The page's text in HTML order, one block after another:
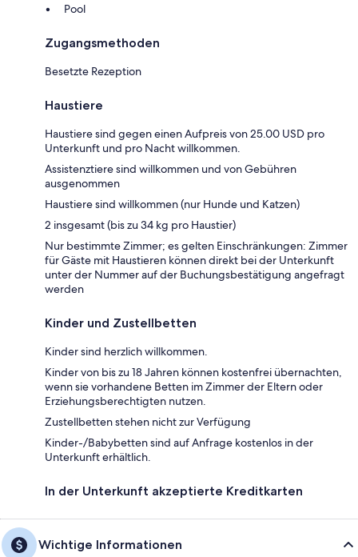
Pool
Zugangsmethoden
Besetzte Rezeption
Haustiere
Haustiere sind gegen einen Aufpreis von 25.00 USD pro
Unterkunft und pro Nacht willkommen.
Assistenztiere sind willkommen und von Gebühren
ausgenommen
Haustiere sind willkommen (nur Hunde und Katzen)
2 insgesamt (bis zu 34 kg pro Haustier)
Nur bestimmte Zimmer; es gelten Einschränkungen: Zimmer
für Gäste mit Haustieren können direkt bei der Unterkunft
unter der Nummer auf der Buchungsbestätigung angefragt
werden
Kinder und Zustellbetten
Kinder sind herzlich willkommen.
Kinder von bis zu 18 Jahren können kostenfrei übernachten,
wenn sie vorhandene Betten im Zimmer der Eltern oder
Erziehungsberechtigten nutzen.
Zustellbetten stehen nicht zur Verfügung
Kinder-/Babybetten sind auf Anfrage kostenlos in der
Unterkunft erhältlich.
In der Unterkunft akzeptierte Kreditkarten
Wichtige Informationen